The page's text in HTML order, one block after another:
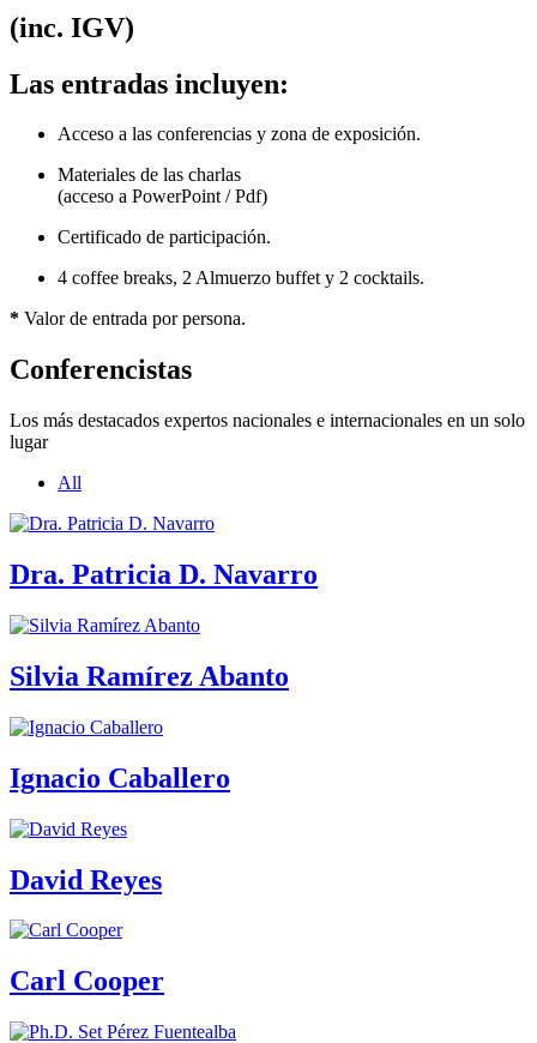
(inc. IGV)
Las entradas incluyen:
Acceso a las conferencias y zona de exposición.
Materiales de las charlas
(acceso a PowerPoint / Pdf)
Certificado de participación.
4 coffee breaks, 2 Almuerzo buffet y 2 cocktails.
* Valor de entrada por persona.
Conferencistas
Los más destacados expertos nacionales e internacionales en un solo
lugar
All
Dra. Patricia D. Navarro
Silvia Ramírez Abanto
Ignacio Caballero
David Reyes
Carl Cooper